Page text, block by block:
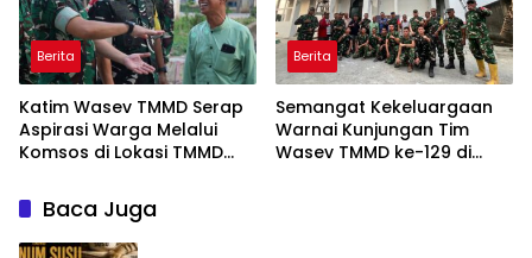
Berita
Katim Wasev TMMD Serap
Aspirasi Warga Melalui
Komsos di Lokasi TMMD
Berita
Semangat Kekeluargaan
Warnai Kunjungan Tim
Wasev TMMD ke-129 di
Baca Juga